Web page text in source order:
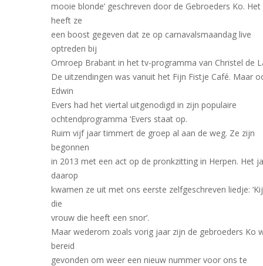
mooie blonde’ geschreven door de Gebroeders Ko. Het
heeft ze
een boost gegeven dat ze op carnavalsmaandag live
optreden bij
Omroep Brabant in het tv-programma van Christel de
De uitzendingen was vanuit het Fijn Fistje Café. Maar
Edwin
Evers had het viertal uitgenodigd in zijn populaire
ochtendprogramma ‘Evers staat op.
Ruim vijf jaar timmert de groep al aan de weg. Ze zijn
begonnen
in 2013 met een act op de pronkzitting in Herpen. Het
daarop
kwamen ze uit met ons eerste zelfgeschreven liedje:
die
vrouw die heeft een snor’.
Maar wederom zoals vorig jaar zijn de gebroeders Ko
bereid
gevonden om weer een nieuw nummer voor ons te